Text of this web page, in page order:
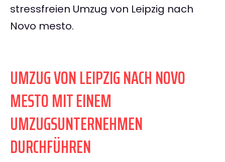
stressfreien Umzug von Leipzig nach
Novo mesto.
UMZUG VON LEIPZIG NACH NOVO
MESTO MIT EINEM
UMZUGSUNTERNEHMEN
DURCHFÜHREN